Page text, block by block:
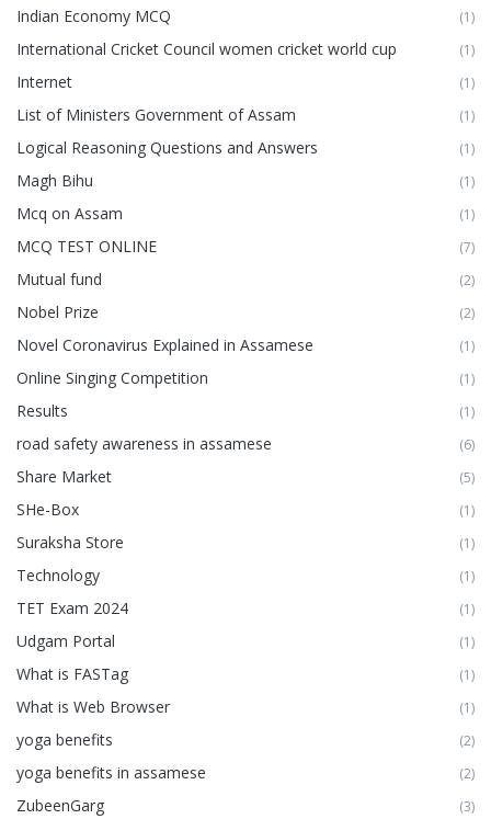
Indian Economy MCQ (1)
International Cricket Council women cricket world cup (1)
Internet (1)
List of Ministers Government of Assam (1)
Logical Reasoning Questions and Answers (1)
Magh Bihu (1)
Mcq on Assam (1)
MCQ TEST ONLINE (7)
Mutual fund (2)
Nobel Prize (2)
Novel Coronavirus Explained in Assamese (1)
Online Singing Competition (1)
Results (1)
road safety awareness in assamese (6)
Share Market (5)
SHe-Box (1)
Suraksha Store (1)
Technology (1)
TET Exam 2024 (1)
Udgam Portal (1)
What is FASTag (1)
What is Web Browser (1)
yoga benefits (2)
yoga benefits in assamese (2)
ZubeenGarg (3)